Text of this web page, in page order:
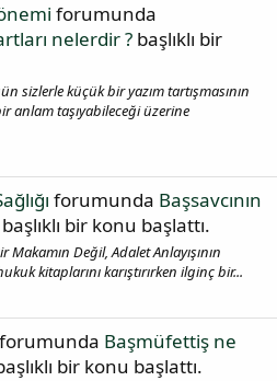
forumunda
nelerdir ? başlıklı bir
sizlerle küçük bir yazım tartışmasının
anlam taşıyabileceği üzerine
forumunda Başsavcının
başlıklı bir konu başlattı.
Makamın Değil, Adalet Anlayışının
kitaplarını karıştırırken ilginç bir...
forumunda Başmüfettiş ne
bir konu başlattı.